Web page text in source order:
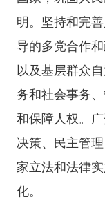
明。坚持和完
导的多党合作
以及基层群众
务和社会事务
和保障人权。
决策、民主管
家立法和法律
化。